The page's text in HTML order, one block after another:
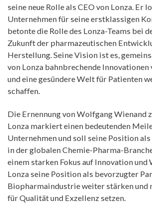
seine neue Rolle als CEO von Lonza. Er
Unternehmen für seine erstklassigen
betonte die Rolle des Lonza-Teams bei
Zukunft der pharmazeutischen
Herstellung. Seine Vision ist es,
von Lonza bahnbrechende
und eine gesündere Welt für Patienten
schaffen.
Die Ernennung von Wolfgang Wienand
Lonza markiert einen bedeutenden
Unternehmen und soll seine Position
in der globalen Chemie-Pharma-
einem starken Fokus auf Innovation und
Lonza seine Position als bevorzugter
Biopharmaindustrie weiter stärken und
für Qualität und Exzellenz setzen.